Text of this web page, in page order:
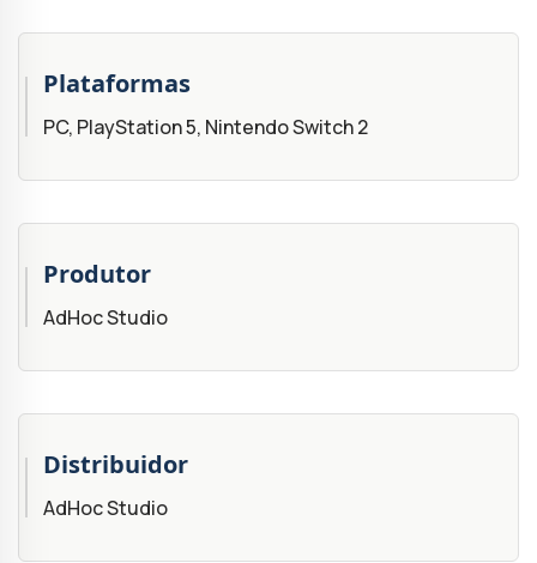
Plataformas
PC, PlayStation 5, Nintendo Switch 2
Produtor
AdHoc Studio
Distribuidor
AdHoc Studio